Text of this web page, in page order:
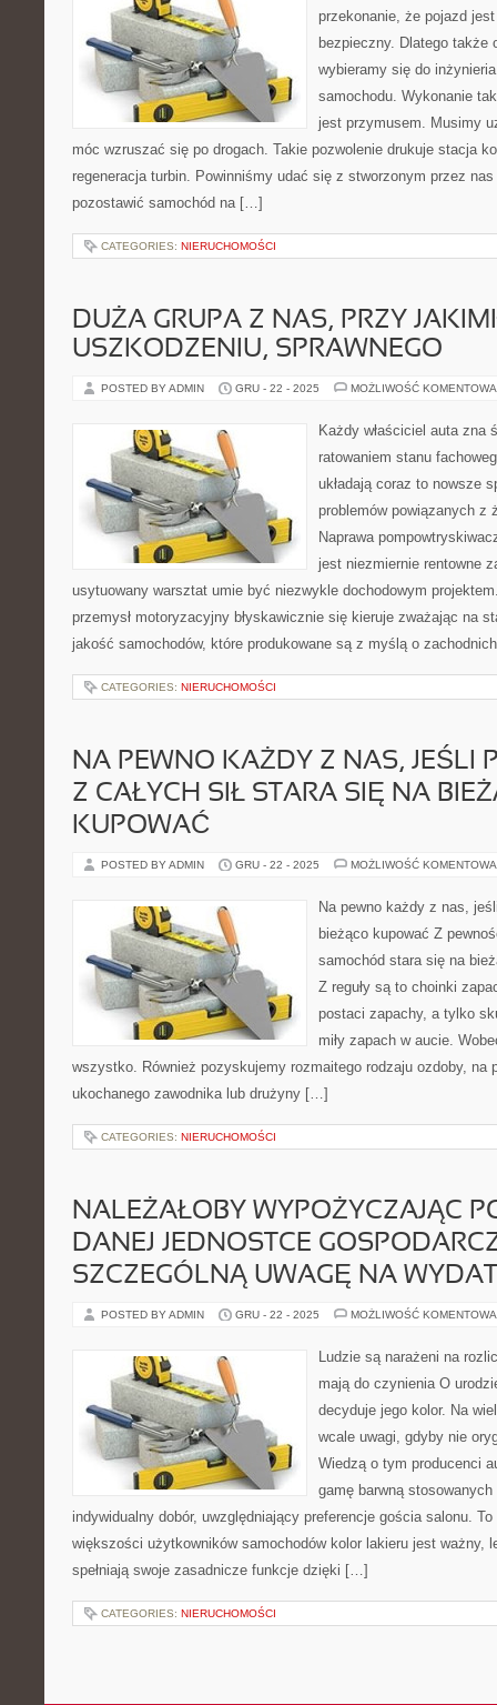
przekonanie, że pojazd
bezpieczny. Dlatego także
wybieramy się do
samochodu. Wykonanie
jest przymusem. Musimy
móc wzruszać się po drogach. Takie pozwolenie drukuje stacja
regeneracja turbin. Powinniśmy udać się z stworzonym przez
pozostawić samochód na […]
CATEGORIES: NIERUCHOMOŚCI
DUŻA GRUPA Z NAS, PRZY
USZKODZENIU, SPRAWNEGO
POSTED BY ADMIN GRU - 22 - 2025 MOŻLIWOŚĆ
Każdy właściciel auta zna
ratowaniem stanu
układają coraz to nowsze
problemów powiązanych z
Naprawa
jest niezmiernie rentowne
usytuowany warsztat umie być niezwykle dochodowym
przemysł motoryzacyjny błyskawicznie się kieruje zważając na
jakość samochodów, które produkowane są z myślą o
CATEGORIES: NIERUCHOMOŚCI
NA PEWNO KAŻDY Z NAS, JEŚLI
Z CAŁYCH SIŁ STARA SIĘ NA
KUPOWAĆ
POSTED BY ADMIN GRU - 22 - 2025 MOŻLIWOŚĆ
Na pewno każdy z nas,
bieżąco kupować Z
samochód stara się na
Z reguły są to choinki
postaci zapachy, a tylko
miły zapach w aucie.
wszystko. Również pozyskujemy rozmaitego rodzaju ozdoby, na
ukochanego zawodnika lub drużyny […]
CATEGORIES: NIERUCHOMOŚCI
NALEŻAŁOBY WYPOŻYCZAJĄC
DANEJ JEDNOSTCE
SZCZEGÓLNĄ UWAGĘ NA
POSTED BY ADMIN GRU - 22 - 2025 MOŻLIWOŚĆ
Ludzie są narażeni na
mają do czynienia O
decyduje jego kolor. Na
wcale uwagi, gdyby nie
Wiedzą o tym producenci
gamę barwną
indywidualny dobór, uwzględniający preferencje gościa salonu. To
większości użytkowników samochodów kolor lakieru jest ważny,
spełniają swoje zasadnicze funkcje dzięki […]
CATEGORIES: NIERUCHOMOŚCI